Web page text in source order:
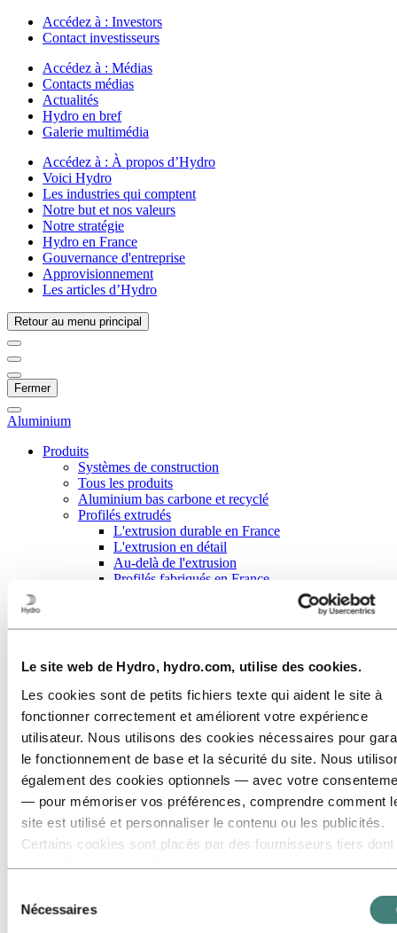
Le site web de Hydro, hydro.com, utilise des cookies.
Les cookies sont de petits fichiers texte qui aident le site à
fonctionner correctement et améliorent votre expérience
utilisateur. Nous utilisons des cookies nécessaires pour
le fonctionnement de base et la sécurité du site. Nous
également des cookies optionnels — avec votre
— pour mémoriser vos préférences, comprendre comment
site est utilisé et personnaliser le contenu ou les publicités.
Certains cookies sont placés par des fournisseurs tiers dont
collectées lors de votre utilisation de notre site avec d’autres
données que vous leur avez fournies ou qu’ils ont collectées
Nécessaires
Accédez à : Investors
Contact investisseurs
Accédez à : Médias
Contacts médias
Actualités
Hydro en bref
Galerie multimédia
Accédez à : À propos d’Hydro
Voici Hydro
Les industries qui comptent
Notre but et nos valeurs
Notre stratégie
Hydro en France
Gouvernance d'entreprise
Approvisionnement
Les articles d’Hydro
Retour au menu principal
Fermer
Aluminium
Produits
Systèmes de construction
Tous les produits
Aluminium bas carbone et recyclé
Profilés extrudés
L'extrusion durable en France
L'extrusion en détail
Au-delà de l'extrusion
Profilés fabriqués en France
Utilisation des profilés en aluminium extrudé
Filières sur mesure
Alliages d'aluminium 1050 et 1070
Alliages 3003/3103
Alliage 5083
Alliage 6005A
alliage 6060
alliage 6061
alliage 6063
alliage 7003
alliage 7108
Services design
Services industriels
Formations sur l’aluminium
Nos partenariats Hydro Extrusions
Mâts